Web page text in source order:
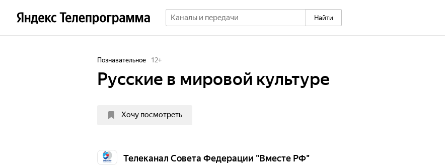
Найти
Познавательное 12+
Русские в мировой культуре
Хочу посмотреть
Телеканал Совета Федерации "Вместе РФ"